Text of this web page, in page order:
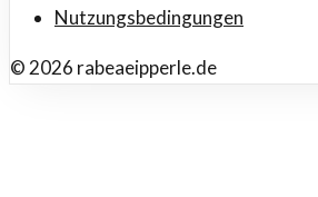
Nutzungsbedingungen
©2026 rabeaeipperle.de